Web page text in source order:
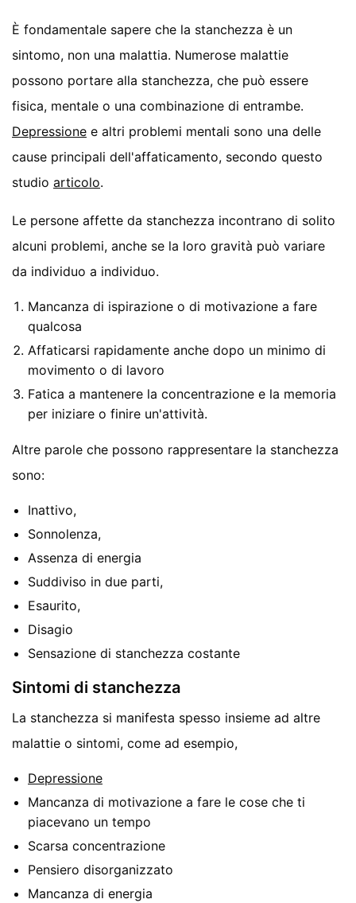
È fondamentale sapere che la stanchezza è un
sintomo, non una malattia. Numerose malattie
possono portare alla stanchezza, che può essere
fisica, mentale o una combinazione di entrambe.
Depressione e altri problemi mentali sono una delle
cause principali dell'affaticamento, secondo questo
studioarticolo.
Le persone affette da stanchezza incontrano di solito
alcuni problemi, anche se la loro gravità può variare
da individuo a individuo.
Mancanza di ispirazione o di motivazione a fare
qualcosa
Affaticarsi rapidamente anche dopo un minimo di
movimento o di lavoro
Fatica a mantenere la concentrazione e la memoria
per iniziare o finire un'attività.
Altre parole che possono rappresentare la stanchezza
sono:
Inattivo,
Sonnolenza,
Assenza di energia
Suddiviso in due parti,
Esaurito,
Disagio
Sensazione di stanchezza costante
Sintomi di stanchezza
La stanchezza si manifesta spesso insieme ad altre
malattie o sintomi, come ad esempio,
Depressione
Mancanza di motivazione a fare le cose che ti
piacevano un tempo
Scarsa concentrazione
Pensiero disorganizzato
Mancanza di energia